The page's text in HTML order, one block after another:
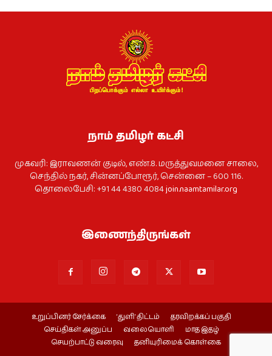
நாம் தமிழர் கட்சி
முகவரி: இராவணன் குடில், எண்.8. மருத்துவமனை சாலை,
செந்தில் நகர், சின்னப்போரூர், சென்னை – 600 116.
தொலைபேசி: +91 44 4380 4084join.naamtamilar.org
இணைந்திருங்கள்
உறுப்பினர் சேர்க்கை ‘துளி’ திட்டம்
தரவிறக்கப் பகுதி
செய்திகள் அனுப்ப
வலையொளி
மாத இதழ்
செயற்பாட்டு வரைவு
தனியுரிமைக் கொள்கை